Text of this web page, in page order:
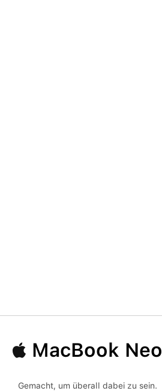
MacBook Neo
Gemacht, um überall dabei zu sein.